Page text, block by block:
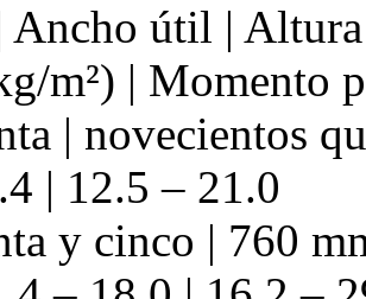
Ancho útil |
m²) | Momento
| novecientos
| 12.5 – 21.0
y cinco | 760